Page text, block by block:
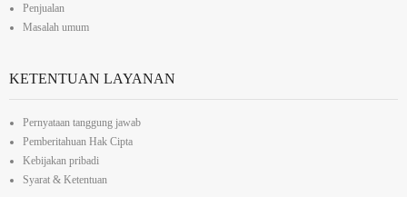
Penjualan
Masalah umum
KETENTUAN LAYANAN
Pernyataan tanggung jawab
Pemberitahuan Hak Cipta
Kebijakan pribadi
Syarat & Ketentuan